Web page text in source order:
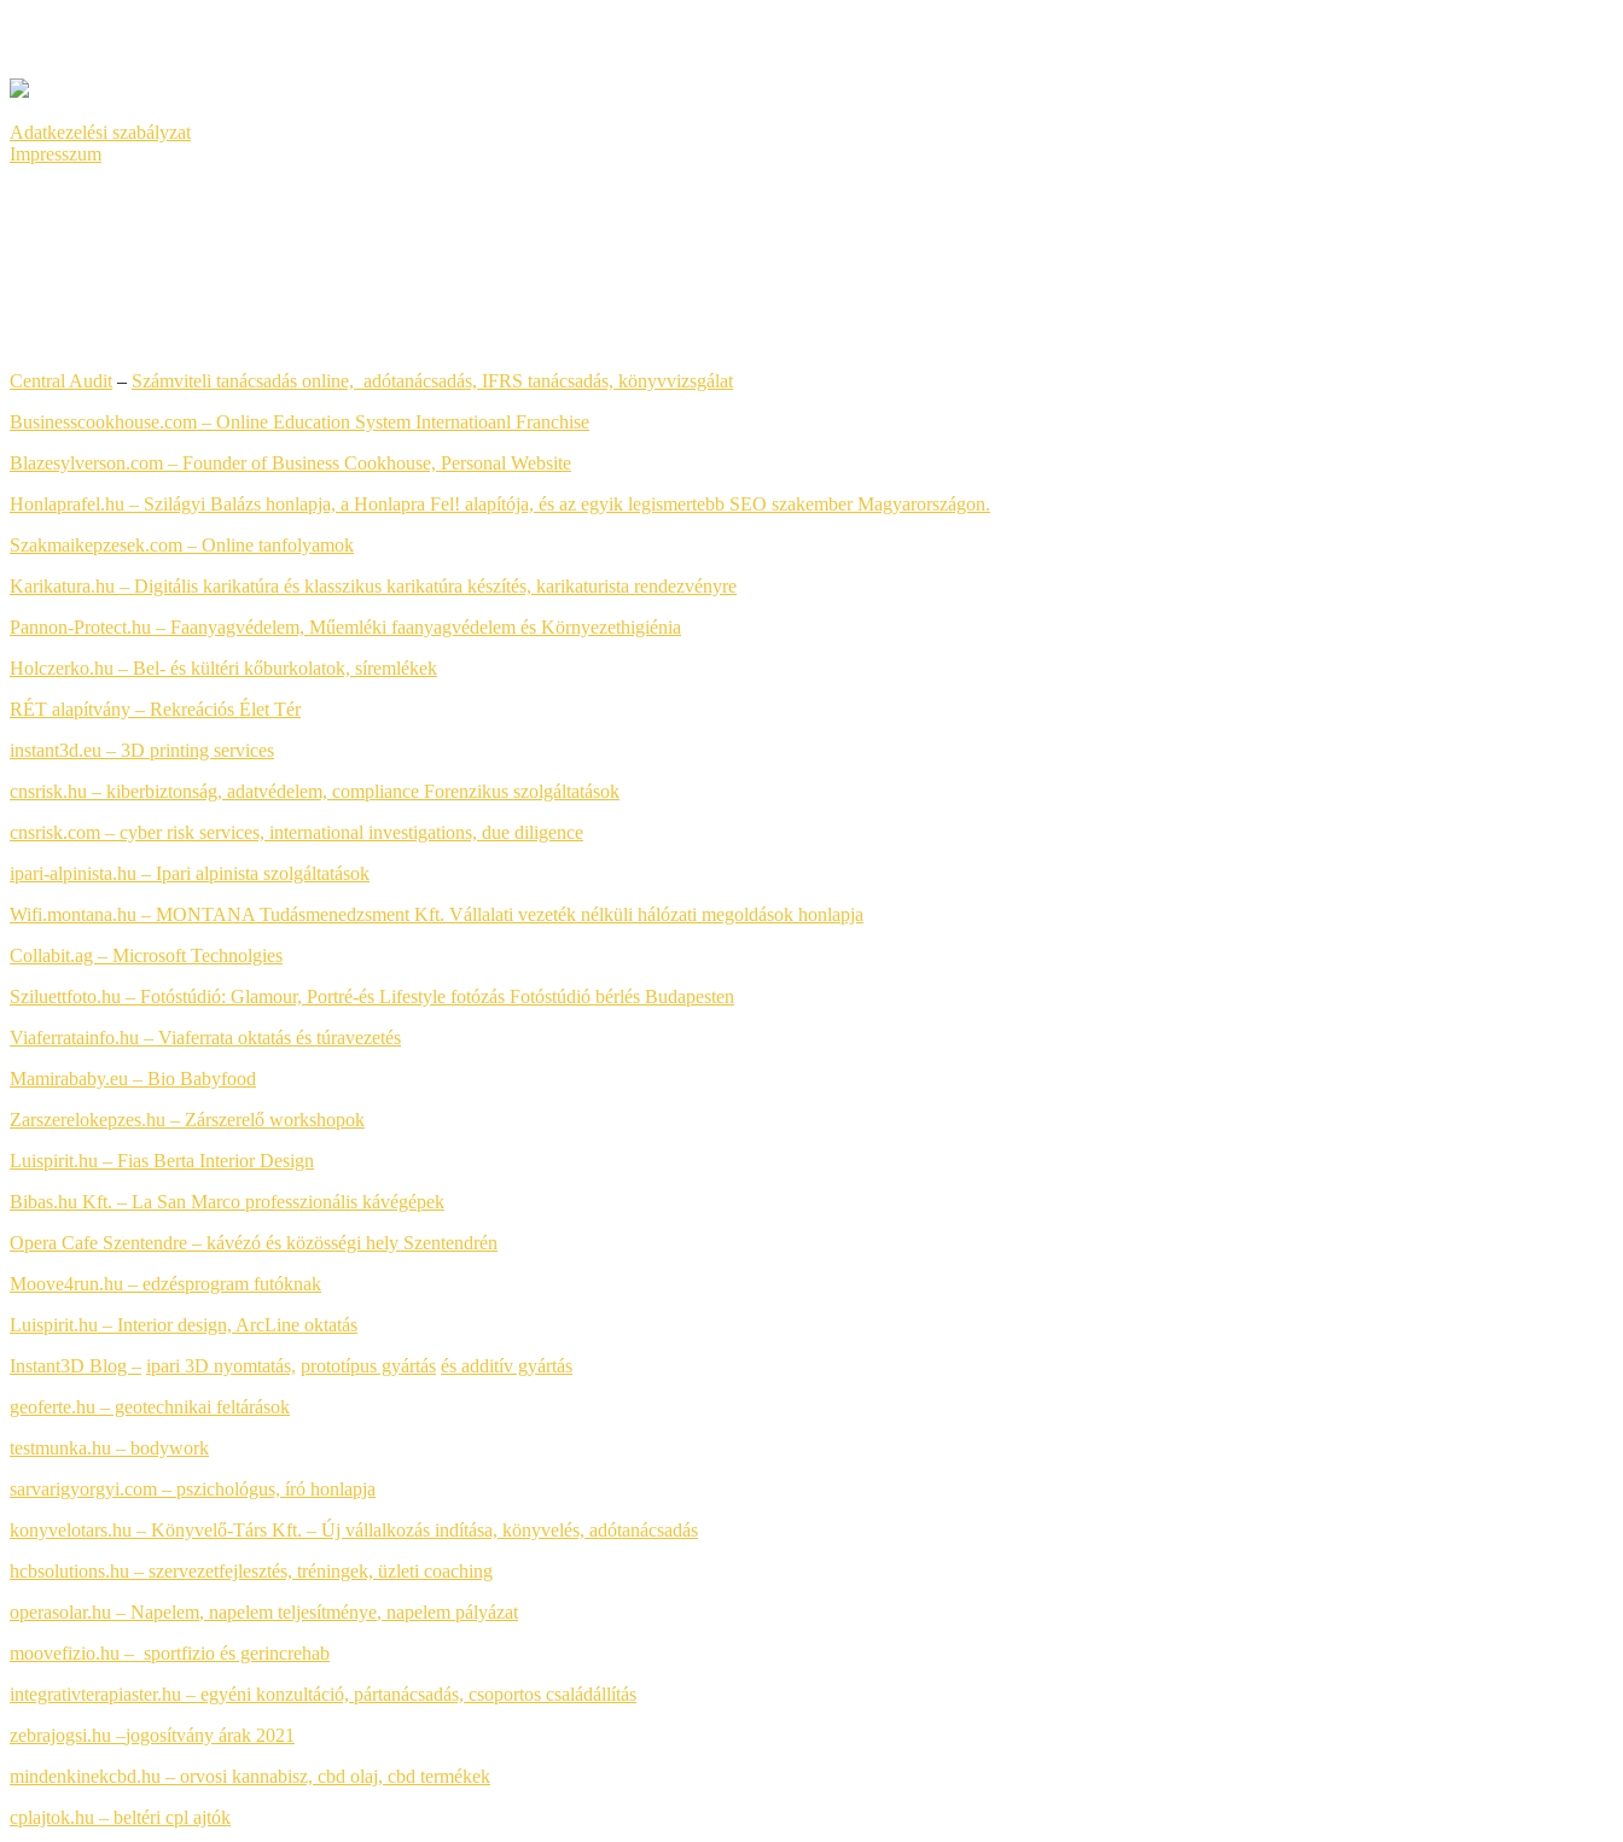
Adatkezelési szabályzat
Impresszum
Central Audit – Számviteli tanácsadás online, adótanácsadás, IFRS tanácsadás, könyvvizsgálat
Businesscookhouse.com – Online Education System Internatioanl Franchise
Blazesylverson.com – Founder of Business Cookhouse, Personal Website
Honlaprafel.hu – Szilágyi Balázs honlapja, a Honlapra Fel! alapítója, és az egyik legismertebb SEO szakember Magyarországon.
Szakmaikepzesek.com – Online tanfolyamok
Karikatura.hu – Digitális karikatúra és klasszikus karikatúra készítés, karikaturista rendezvényre
Pannon-Protect.hu – Faanyagvédelem, Műemléki faanyagvédelem és Környezethigiénia
Holczerko.hu – Bel- és kültéri kőburkolatok, síremlékek
RÉT alapítvány – Rekreációs Élet Tér
instant3d.eu – 3D printing services
cnsrisk.hu – kiberbiztonság, adatvédelem, compliance Forenzikus szolgáltatások
cnsrisk.com – cyber risk services, international investigations, due diligence
ipari-alpinista.hu – Ipari alpinista szolgáltatások
Wifi.montana.hu – MONTANA Tudásmenedzsment Kft. Vállalati vezeték nélküli hálózati megoldások honlapja
Collabit.ag – Microsoft Technolgies
Sziluettfoto.hu – Fotóstúdió: Glamour, Portré-és Lifestyle fotózás Fotóstúdió bérlés Budapesten
Viaferratainfo.hu – Viaferrata oktatás és túravezetés
Mamirababy.eu – Bio Babyfood
Zarszerelokepzes.hu – Zárszerelő workshopok
Luispirit.hu – Fias Berta Interior Design
Bibas.hu Kft. – La San Marco professzionális kávégépek
Opera Cafe Szentendre – kávézó és közösségi hely Szentendrén
Moove4run.hu – edzésprogram futóknak
Luispirit.hu – Interior design, ArcLine oktatás
Instant3D Blog – ipari 3D nyomtatás, prototípus gyártás és additív gyártás
geoferte.hu – geotechnikai feltárások
testmunka.hu – bodywork
sarvarigyorgyi.com – pszichológus, író honlapja
konyvelotars.hu – Könyvelő-Társ Kft. – Új vállalkozás indítása, könyvelés, adótanácsadás
hcbsolutions.hu – szervezetfejlesztés, tréningek, üzleti coaching
operasolar.hu – Napelem, napelem teljesítménye, napelem pályázat
moovefizio.hu – sportfizio és gerincrehab
integrativterapiaster.hu – egyéni konzultáció, pártanácsadás, csoportos családállítás
zebrajogsi.hu –jogosítvány árak 2021
mindenkinekcbd.hu – orvosi kannabisz, cbd olaj, cbd termékek
cplajtok.hu – beltéri cpl ajtók